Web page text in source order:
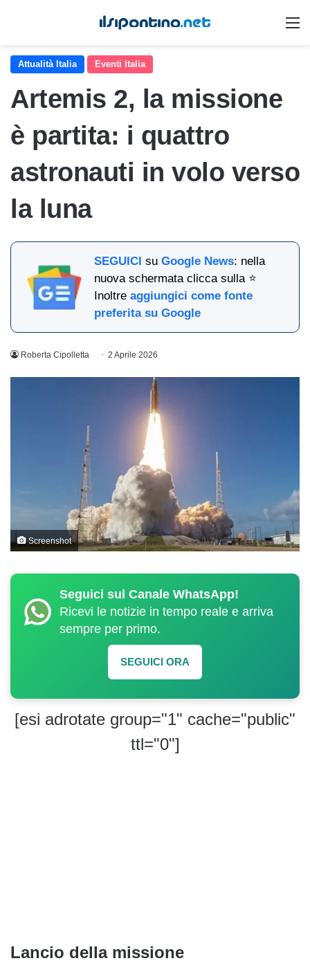
Attualità Italia Eventi Italia
Artemis 2, la missione
è partita: i quattro
astronauti in volo verso
la luna
SEGUICI suGoogle News: nella
nuova schermata clicca sulla ⭐
Inoltreaggiungici come fonte
preferita su Google
Roberta Cipolletta 2 Aprile 2026
Screenshot
Seguici sul Canale WhatsApp!
Ricevi le notizie in tempo reale e arriva
sempre per primo.
SEGUICI ORA
[esi adrotate group="1" cache="public"
ttl="0"]
Lancio della missione